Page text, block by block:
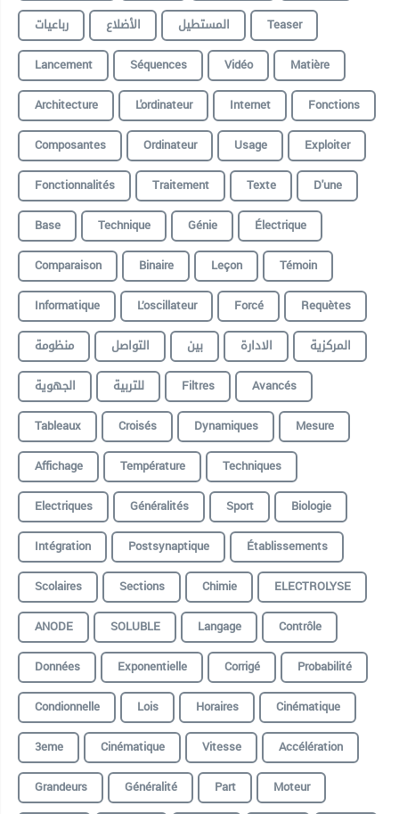
رباعيات
الأضلاع المستطيل
Teaser
Lancement
Séquences Vidéo
Matière
Architecture
L'ordinateur Internet
Fonctions
Composantes
Ordinateur Usage
Exploiter
Fonctionnalités
Traitement Texte
D'une
Base
Technique Génie
Électrique
Comparaison
Binaire Leçon
Témoin
Informatique
L’oscillateur Forcé
Requètes
منظومة
التواصل بين الادارة
المركزية
الجهوية
للتربية Filtres
Avancés
Tableaux
Croisés Dynamiques
Mesure
Affichage
Température
Techniques
Electriques
Généralités Sport
Biologie
Intégration
Postsynaptique
Établissements
Scolaires
Sections Chimie
ELECTROLYSE
ANODE
SOLUBLE Langage
Contrôle
Données
Exponentielle Corrigé
Probabilité
Condionnelle
Lois Horaires
Cinématique
3eme
Cinématique Vitesse
Accélération
Grandeurs
Généralité Part
Moteur